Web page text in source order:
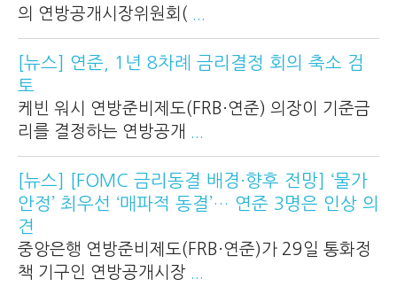
의 연방공개시장위원회(
[뉴스] 연준, 1년 8차례 금리결정 회의 축소 검
토
케빈 워시 연방준비제도(FRB·연준) 의장이 기준금
리를 결정하는 연방공개
[뉴스] [FOMC 금리동결 배경·향후 전망] ‘물가
안정’ 최우선 ‘매파적 동결’… 연준 3명은 인상 의
견
중앙은행 연방준비제도(FRB·연준)가 29일 통화정
책 기구인 연방공개시장